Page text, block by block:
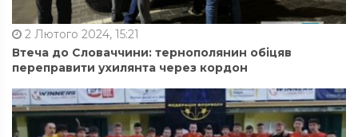
2 Лютого 2024, 15:21
Втеча до Словаччини: тернополянин обіцяв
переправити ухилянта через кордон